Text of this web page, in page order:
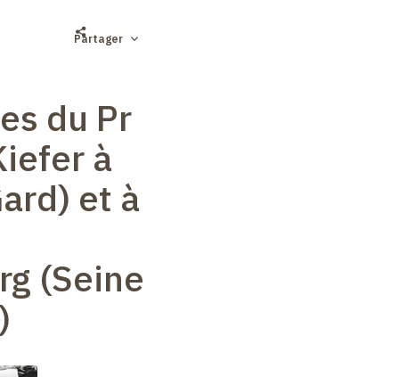
Partager
du Pr
à
et à
(Seine